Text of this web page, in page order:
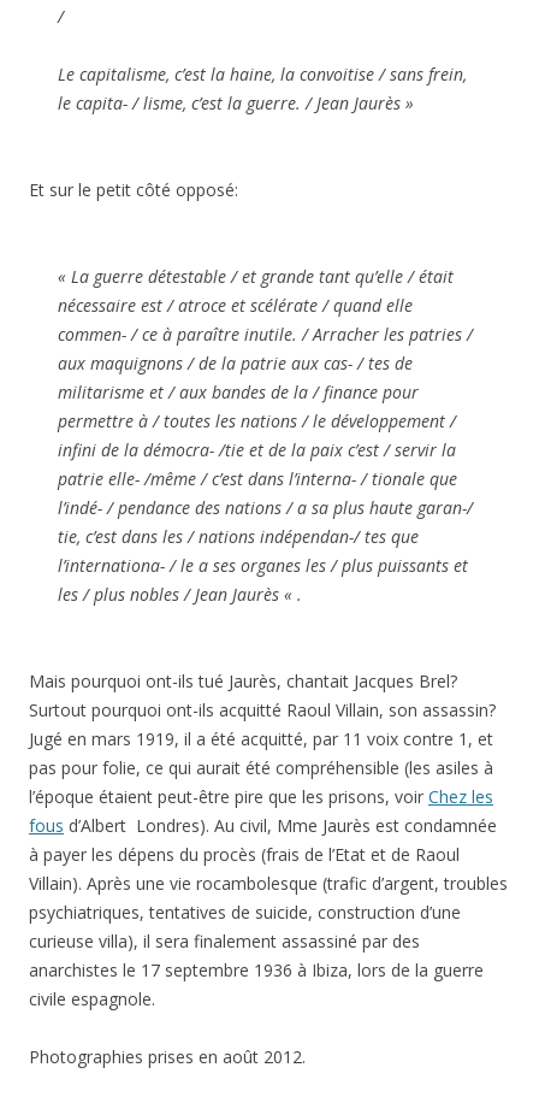
/
Le capitalisme, c’est la haine, la convoitise / sans frein,
le capita- / lisme, c’est la guerre. / Jean Jaurès »
Et sur le petit côté opposé:
« La guerre détestable / et grande tant qu’elle / était
nécessaire est / atroce et scélérate / quand elle
commen- / ce à paraître inutile. / Arracher les patries /
aux maquignons / de la patrie aux cas- / tes de
militarisme et / aux bandes de la / finance pour
permettre à / toutes les nations / le développement /
infini de la démocra- /tie et de la paix c’est / servir la
patrie elle- /même / c’est dans l’interna- / tionale que
l’indé- / pendance des nations / a sa plus haute garan-/
tie, c’est dans les / nations indépendan-/ tes que
l’internationa- / le a ses organes les / plus puissants et
les / plus nobles / Jean Jaurès « .
Mais pourquoi ont-ils tué Jaurès, chantait Jacques Brel?
Surtout pourquoi ont-ils acquitté Raoul Villain, son assassin?
Jugé en mars 1919, il a été acquitté, par 11 voix contre 1, et
pas pour folie, ce qui aurait été compréhensible (les asiles à
l’époque étaient peut-être pire que les prisons, voir Chez les
fous d’Albert Londres). Au civil, Mme Jaurès est condamnée
à payer les dépens du procès (frais de l’Etat et de Raoul
Villain). Après une vie rocambolesque (trafic d’argent, troubles
psychiatriques, tentatives de suicide, construction d’une
curieuse villa), il sera finalement assassiné par des
anarchistes le 17 septembre 1936 à Ibiza, lors de la guerre
civile espagnole.
Photographies prises en août 2012.